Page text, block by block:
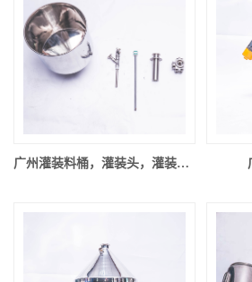
广州灌装料桶，灌装头，灌装料缸